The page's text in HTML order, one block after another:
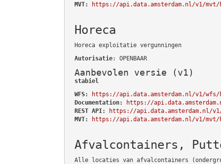
MVT:
https://api.data.amsterdam.nl/v1/mvt/
Horeca
Horeca exploitatie vergunningen
Autorisatie: OPENBAAR
Aanbevolen versie (v1)
stabiel
WFS:
https://api.data.amsterdam.nl/v1/wfs/
Documentation:
https://
REST API:
https://api.data.amsterdam.nl/
MVT:
https://api.data.amsterdam.nl/v1/mvt/
Afvalcontainers,
Alle locaties van afvalcontainers